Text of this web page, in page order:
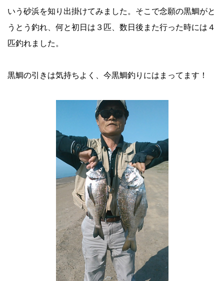
いう砂浜を知り出掛けてみました。そこで念願の黒鯛がと
うとう釣れ、何と初日は３匹、数日後また行った時には４
匹釣れました。
黒鯛の引きは気持ちよく、今黒鯛釣りにはまってます！